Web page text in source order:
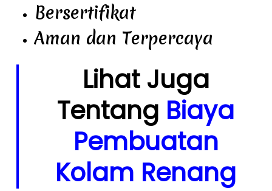
Bersertifikat
Aman dan Terpercaya
Lihat Juga
Tentang Biaya
Pembuatan
Kolam Renang